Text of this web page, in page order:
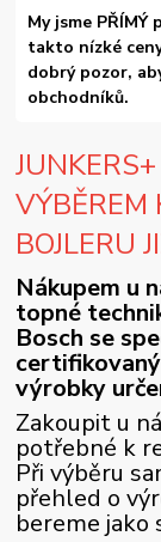
My jsme
takto nízké
dobrý pozor,
obchodníků.
VÝBĚREM
BOJLERU
Nákupem u
topné
Bosch se
výrobky
Zakoupit u
potřebné k
Při výběru
přehled o
bereme jako